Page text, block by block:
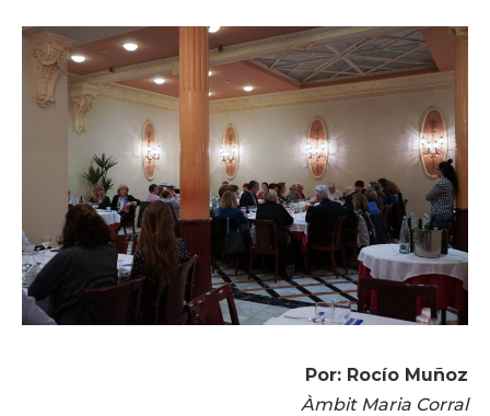
Por: Rocío Muñoz
Àmbit Maria Corral